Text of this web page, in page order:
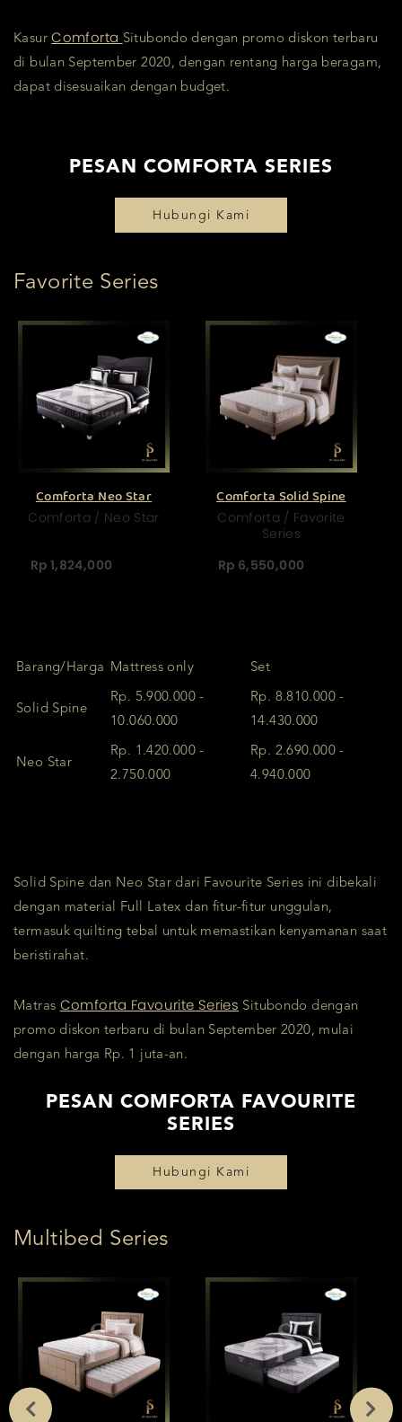
KasurComforta Situbondo dengan promo diskon terbaru
di bulan September 2020, dengan rentang harga beragam,
dapat disesuaikan dengan budget.
PESAN COMFORTA SERIES
Hubungi Kami
Favorite Series
Comforta Neo Star
Comforta / Neo Star
Rp 1,824,000
Comforta Solid Spine
Comforta / Favorite
Series
Rp 6,550,000
Barang/Harga Mattress only Set
Solid Spine
Rp. 5.900.000 -
10.060.000
Rp. 8.810.000 -
14.430.000
Neo Star
Rp. 1.420.000 -
2.750.000
Rp. 2.690.000 -
4.940.000
Solid Spine dan Neo Star dari Favourite Series ini dibekali
dengan material Full Latex dan fitur-fitur unggulan,
termasuk quilting tebal untuk memastikan kenyamanan saat
beristirahat.
Matras Comforta Favourite Series Situbondo dengan
promo diskon terbaru di bulan September 2020, mulai
dengan harga Rp. 1 juta-an.
PESAN COMFORTA FAVOURITE
SERIES
Hubungi Kami
Multibed Series